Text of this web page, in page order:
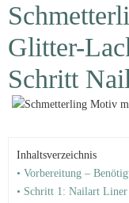
Glitter-
Schritt
Inhaltsverzeichnis
• Vorbereitung –
• Schritt 1: Nailart